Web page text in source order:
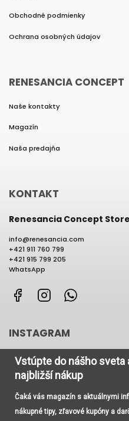
Používame cookies, aby
Obchodné podmienky
Ochrana osobných údajov
RENESANCIA CONCEPT
Naše kontakty
Magazín
Naša predajňa
KONTAKT
Renesancia Concept Store
info@renesancia.com
+421 911 760 799
+421 915 799 205
WhatsApp
FacebookInstagram
INSTAGRAM
Vstúpte do nášho sveta
najbližší nákup
Čaká vás magazín s aktuálnymi
nákupné tipy, zľavové kupóny a